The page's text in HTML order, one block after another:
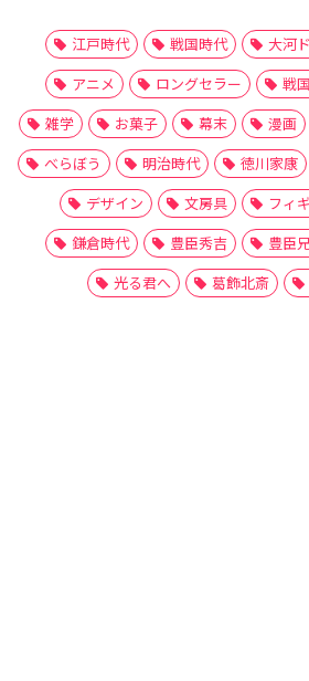
江戸時代 戦国時代 大河
アニメ
ロングセラー 戦
雑学
お菓子 幕末 漫画
べらぼう
明治時代 徳川家康
デザイン
文房具 フィ
鎌倉時代
豊臣秀吉 豊臣
光る君へ
葛飾北斎